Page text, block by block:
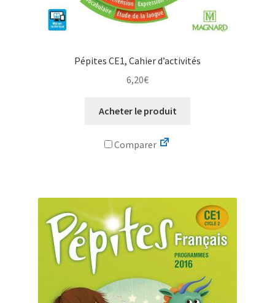
Pépites CE1, Cahier d’activités
6,20€
Acheter le produit
Comparer